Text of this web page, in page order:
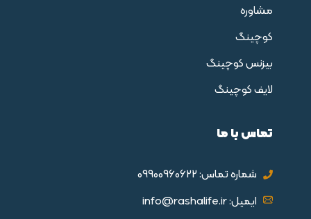
مشاوره
کوچینگ
بیزنس کوچینگ
لایف کوچینگ
تماس با ما
شماره تماس: 09900960622
ایمیل: info@rashalife.ir